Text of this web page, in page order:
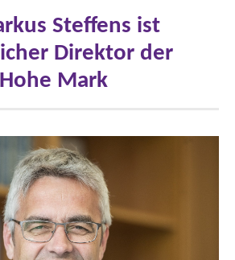
Steffens ist
Direktor der
Mark